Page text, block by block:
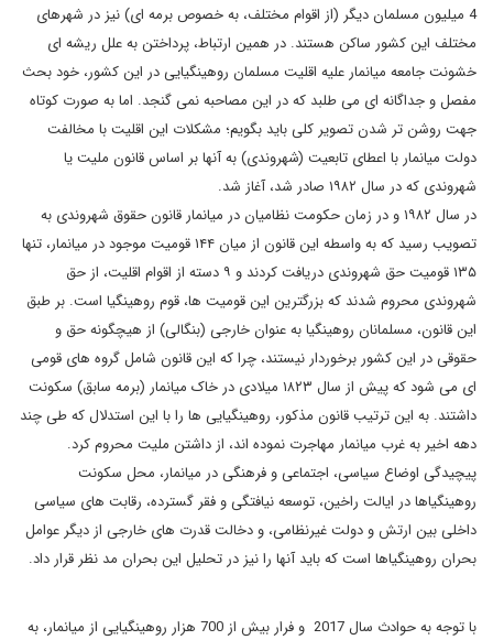
4 میلیون مسلمان دیگر (از اقوام مختلف، به خصوص برمه ای) نیز در شهرهای
مختلف این کشور ساکن هستند. در همین ارتباط، پرداختن به علل ریشه ای
خشونت جامعه میانمار علیه اقلیت مسلمان روهینگیایی در این کشور، خود بحث
مفصل و جداگانه ای می طلبد که در این مصاحبه نمی گنجد. اما به صورت کوتاه
جهت روشن تر شدن تصویر کلی باید بگویم؛ مشکلات این اقلیت با مخالفت
دولت میانمار با اعطای تابعیت (شهروندی) به آنها بر اساس قانون ملیت یا
شهروندی که در سال ۱۹۸۲ صادر شد، آغاز شد.
در سال ۱۹۸۲ و در زمان حکومت نظامیان در میانمار قانون حقوق شهروندی به
تصویب رسید که به واسطه این قانون از میان ۱۴۴ قومیت موجود در میانمار، تنها
۱۳۵ قومیت حق شهروندی دریافت کردند و ۹ دسته از اقوام اقلیت، از حق
شهروندی محروم شدند که بزرگترین این قومیت ‌ها، قوم روهینگیا است. بر طبق
این قانون، مسلمانان روهینگیا به عنوان خارجی (بنگالی) از هیچگونه حق و
ای می‌ شود که پیش از سال ۱۸۲۳ میلادی در خاک میانمار (برمه سابق) سکونت
داشتند. به این ترتیب قانون مذکور، روهینگیایی‌ ها را با این استدلال که طی چند
دهه اخیر به غرب میانمار مهاجرت نموده ‎اند، از داشتن ملیت محروم کرد.
پیچیدگی اوضاع سیاسی، اجتماعی و فرهنگی در میانمار، محل سکونت
روهینگیاها در ایالت راخین، توسعه نیافتگی و فقر گسترده، رقابت های سیاسی
داخلی بین ارتش و دولت غیرنظامی، و دخالت قدرت های خارجی از دیگر عوامل
بحران روهینگیاها است که باید آنها را نیز در تحلیل این بحران مد نظر قرار داد.
با توجه به حوادث سال 2017 و فرار بیش از 700 هزار روهینگیایی از میانمار، به